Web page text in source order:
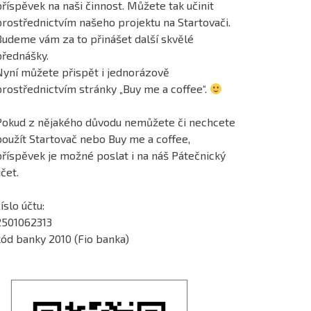
na naši činnost. Můžete tak učinit
našeho projektu na Startovači.
vám za to přinášet další skvělé
můžete přispět i jednorázově
stránky „Buy me a coffee“.
z nějakého důvodu nemůžete či nechcete
Startovač nebo Buy me a coffee,
je možné poslat i na náš Pátečnický
účtu:
banky 2010 (Fio banka)